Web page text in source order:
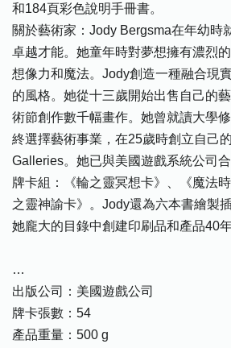
和184頁彩色說明手冊書。
關於藝術家：Jody Bergsma在年幼時
卓越才能。她童年時對夢想擁有濃烈
想像力和魔法。Jody創造一種融合現
的風格。她從十三歲開始出售自己的
術節創作數千幅畫作。她曾就讀大學
終選擇藝術事業，在25歲時創立自己
Galleries。她已與美國遊戲系統公司
牌卡組：《輪之靈冥想卡》、《魔法
之靈神諭卡》。Jody還為六本書繪製
她龐大的目錄中創建印刷品和產品40年
…
出版公司：美國遊戲公司
牌卡張數：54
產品重量：500 g